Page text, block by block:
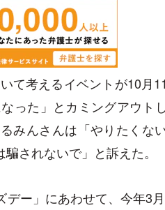
て考えるイベントが10月
った」とカミングアウト
みんさんは「やりたくな
されないで」と訴えた。
ー」にあわせて、今年3